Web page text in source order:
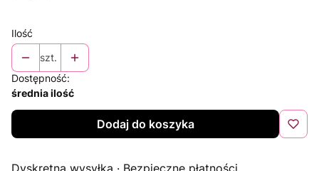
Ilość
szt.
Dostępność:
średnia ilość
Dodaj do koszyka
Dyskretna wysyłka · Bezpieczne płatności